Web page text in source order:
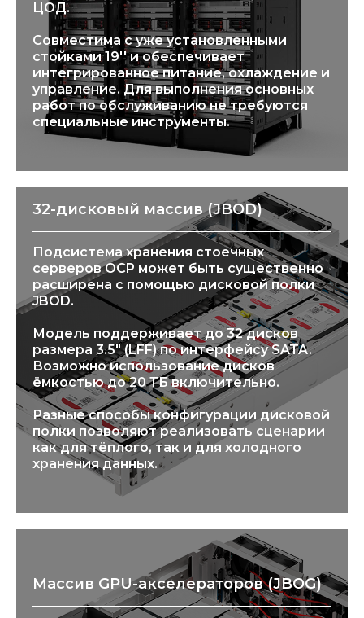
ЦОД.
Совместима с уже установленными
стойками 19'' и обеспечивает
интегрированное питание, охлаждение и
управление. Для выполнения основных
работ по обслуживанию не требуются
специальные инструменты.
32-дисковый массив (JBOD)
Подсистема хранения стоечных
серверов OCP может быть существенно
расширена с помощью дисковой полки
JBOD.
Модель поддерживает до 32 дисков
размера 3.5" (LFF) по интерфейсу SATA.
Возможно использование дисков
ёмкостью до 20 ТБ включительно.
Разные способы конфигурации дисковой
полки позволяют реализовать сценарии
как для тёплого, так и для холодного
хранения данных.
Массив GPU-акселераторов (JBOG)